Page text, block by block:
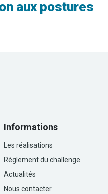
aux postures
Informations
Les réalisations
Règlement du challenge
Actualités
Nous contacter